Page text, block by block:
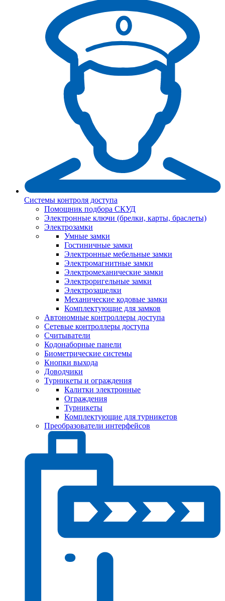
Системы контроля доступа
Помощник подбора СКУД
Электронные ключи (брелки, карты, браслеты)
Электрозамки
Умные замки
Гостиничные замки
Электронные мебельные замки
Электромагнитные замки
Электромеханические замки
Электроригельные замки
Электрозащелки
Механические кодовые замки
Комплектующие для замков
Автономные контроллеры доступа
Сетевые контроллеры доступа
Считыватели
Кодонаборные панели
Биометрические системы
Кнопки выхода
Доводчики
Турникеты и ограждения
Калитки электронные
Ограждения
Турникеты
Комплектующие для турникетов
Преобразователи интерфейсов